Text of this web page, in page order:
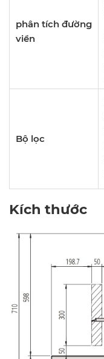
phân tích đường
viền
Bộ lọc
Kích thước